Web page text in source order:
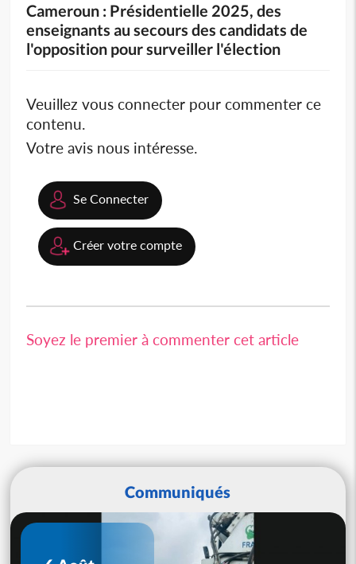
Cameroun : Présidentielle 2025, des
enseignants au secours des candidats de
l'opposition pour surveiller l'élection
Veuillez vous connecter pour commenter ce
contenu.
Votre avis nous intéresse.
Se Connecter
Créer votre compte
Soyez le premier à commenter cet article
Communiqués